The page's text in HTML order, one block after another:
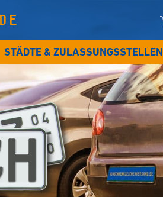
STÄDTE & ZULASSUNGSSTELLEN